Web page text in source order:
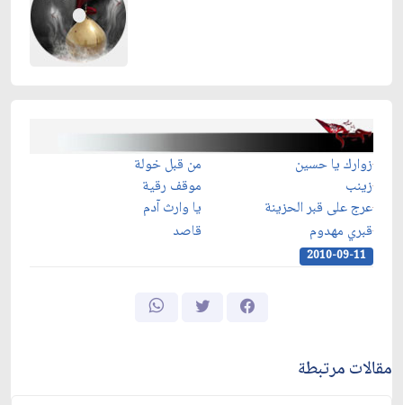
زوارك يا حسين
من قبل خولة
زينب
موقف رقية
عرج على قبر الحزينة
يا وارث آدم
قبري مهدوم
قاصد
2010-09-11
مقالات مرتبطة